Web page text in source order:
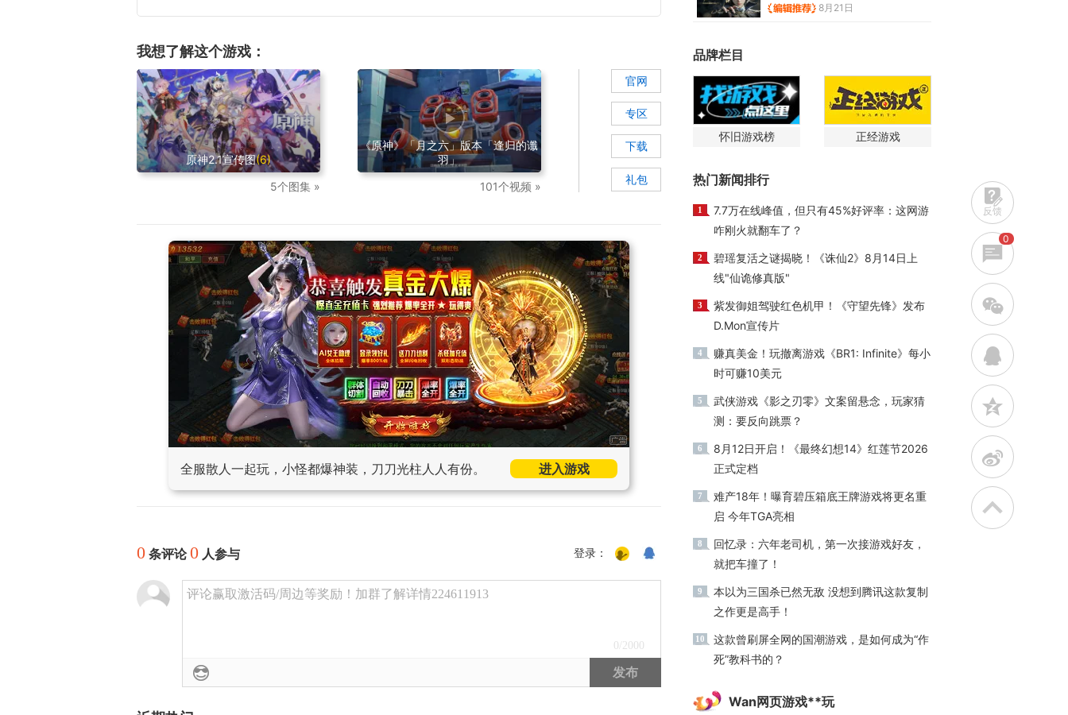
我想了解这个游戏：
原神2.1宣传图(6)
5个图集 »
《原神》「月之六」版本「逢归的谶
羽」
101个视频 »
官网
专区
下载
礼包
全服散人一起玩，小怪都爆神装，刀刀光柱人人有份。 进入游戏
0 条评论0 人参与 登录：
评论赢取激活码/周边等奖励！加群了解详情224611913
0 /2000
发布
8月21日
品牌栏目
怀旧游戏榜 正经游戏
热门新闻排行
1
7.7万在线峰值，但只有45%好评率：这网游
咋刚火就翻车了？
2
碧瑶复活之谜揭晓！《诛仙2》8月14日上
线"仙诡修真版"
3
紫发御姐驾驶红色机甲！《守望先锋》发布
D.Mon宣传片
4
赚真美金！玩撤离游戏《BR1: Infinite》每小
时可赚10美元
5
武侠游戏《影之刃零》文案留悬念，玩家猜
测：要反向跳票？
6
8月12日开启！《最终幻想14》红莲节2026
正式定档
7
难产18年！曝育碧压箱底王牌游戏将更名重
启 今年TGA亮相
8
回忆录：六年老司机，第一次接游戏好友，
就把车撞了！
9
本以为三国杀已然无敌 没想到腾讯这款复制
之作更是高手！
10
这款曾刷屏全网的国潮游戏，是如何成为“作
死”教科书的？
Wan网页游戏**玩
反馈
0
w
q
z
t